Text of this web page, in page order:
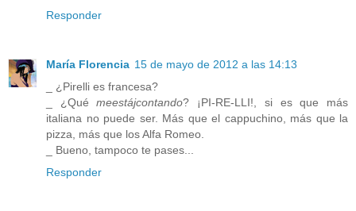
Responder
María Florencia 15 de mayo de 2012 a las 14:13
_ ¿Pirelli es francesa?
_ ¿Quémeestájcontando? ¡PI-RE-LLI!, si es que más
italiana no puede ser. Más que el cappuchino, más que la
pizza, más que los Alfa Romeo.
_ Bueno, tampoco te pases...
Responder